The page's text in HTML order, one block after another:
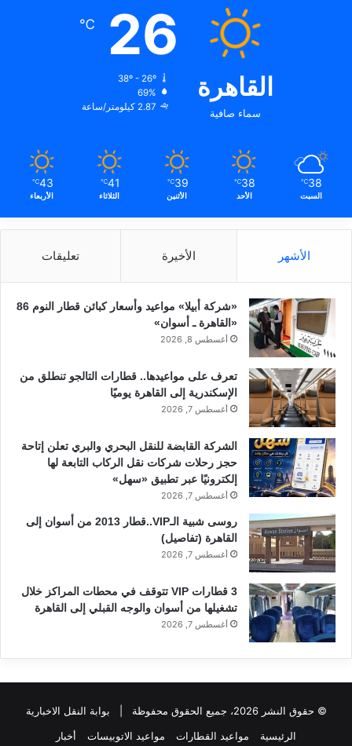
القاهرة
سماء صافية
26
℃
38º - 26º
69%
2.87 كيلومتر/ساعة
38
℃
السبت
38
℃
الأحد
39
℃
الأثنين
41
℃
الثلاثاء
43
℃
الأربعاء
الأشهر الأخيرة تعليقات
«شركة أبيلا» مواعيد وأسعار كبائن قطار النوم 86
«القاهرة ـ أسوان»
أغسطس 8, 2026
تعرف على مواعيدها.. قطارات التالجو تنطلق من
الإسكندرية إلى القاهرة يوميًا
أغسطس 7, 2026
الشركة القابضة للنقل البحري والبري تعلن إتاحة
حجز رحلات شركات نقل الركاب التابعة لها
إلكترونيًا عبر تطبيق «سهل»
أغسطس 7, 2026
روسى شبية الـVIP..قطار 2013 من أسوان إلى
القاهرة (تفاصيل)
أغسطس 7, 2026
3 قطارات VIP تتوقف في محطات المراكز خلال
تشغيلها من أسوان والوجه القبلي إلى القاهرة
أغسطس 7, 2026
© حقوق النشر 2026، جميع الحقوق محفوظة |
بوابة النقل الاخبارية
الرئيسية
مواعيد القطارات مواعيد الاتوبيسات أخبار